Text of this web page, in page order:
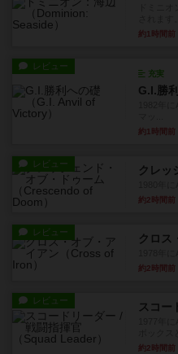
約1時間前
レビュー
充実
G.I.勝
約1時間前
レビュー クレッ
約2時間前
レビュー クロス
約2時間前
レビュー スコー
約2時間前